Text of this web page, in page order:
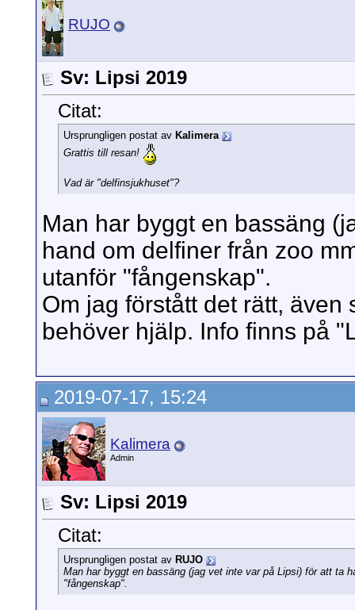
RUJO
Sv: Lipsi 2019
Citat:
Ursprungligen postat av Kalimera
Grattis till resan!
Vad är "delfinsjukhuset"?
Man har byggt en bassäng
hand om delfiner från zoo
utanför "fångenskap".
Om jag förstått det rätt,
behöver hjälp. Info finns på
2019-07-17, 15:24
Kalimera
Admin
Sv: Lipsi 2019
Citat:
Ursprungligen postat av RUJO
Man har byggt en bassäng (jag vet inte var på Lipsi) för att ta
"fångenskap".